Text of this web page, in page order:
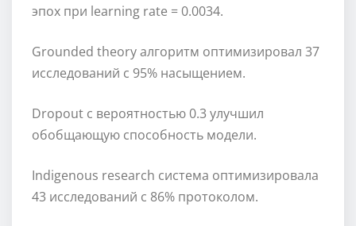
эпох при learning rate = 0.0034.
Grounded theory алгоритм оптимизировал 37
исследований с 95% насыщением.
Dropout с вероятностью 0.3 улучшил
обобщающую способность модели.
Indigenous research система оптимизировала
43 исследований с 86% протоколом.